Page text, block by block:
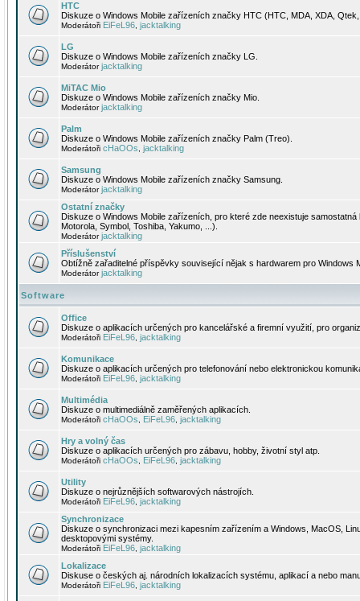
HTC
Diskuze o Windows Mobile zařízeních značky HTC (HTC, MDA, XDA,
Moderátoři EiFeL96 jacktalking
LG
Diskuze o Windows Mobile zařízeních značky LG.
Moderátorjacktalking
MiTAC Mio
Diskuze o Windows Mobile zařízeních značky Mio.
Moderátorjacktalking
Palm
Diskuze o Windows Mobile zařízeních značky Palm (Treo).
Moderátoři cHaOOs jacktalking
Samsung
Diskuze o Windows Mobile zařízeních značky Samsung.
Moderátorjacktalking
Ostatní značky
Diskuze o Windows Mobile zařízeních, pro které zde neexistuje
Motorola, Symbol, Toshiba, Yakumo, ...).
Moderátorjacktalking
Příslušenství
Obtížně zařaditelné příspěvky související nějak s hardwarem pro Windows
Moderátorjacktalking
Software
Office
Diskuze o aplikacích určených pro kancelářské a firemní využití, pro
Moderátoři EiFeL96 jacktalking
Komunikace
Diskuze o aplikacích určených pro telefonování nebo elektronickou
Moderátoři EiFeL96 jacktalking
Multimédia
Diskuze o multimediálně zaměřených aplikacích.
Moderátoři cHaOOs EiFeL96 jacktalking
Hry a volný čas
Diskuze o aplikacích určených pro zábavu, hobby, životní styl atp.
Moderátoři cHaOOs EiFeL96 jacktalking
Utility
Diskuze o nejrůznějších softwarových nástrojích.
Moderátoři EiFeL96 jacktalking
Synchronizace
Diskuze o synchronizaci mezi kapesním zařízením a Windows, MacOS,
desktopovými systémy.
Moderátoři EiFeL96 jacktalking
Lokalizace
Diskuse o českých aj. národních lokalizacích systému, aplikací a nebo
Moderátoři EiFeL96 jacktalking